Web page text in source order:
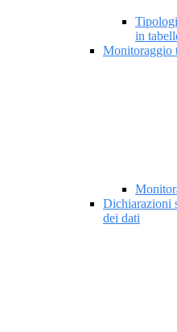
in
Monitoraggio
Dichiarazioni
dei dati